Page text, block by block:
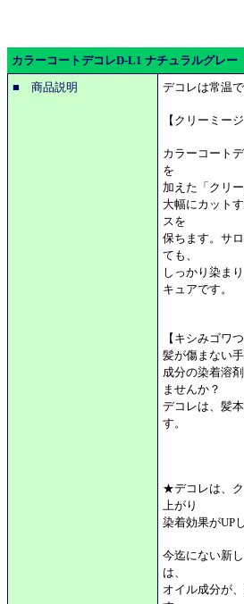
カラーコートデコレD-L1 ナチュラルグレ
■ 商品説明
デコレは常温
【クリーミー
カラーコート
を
加えた「クリ
大幅にカット
スを
保ちます。サ
ても、
しっかり染ま
キュアです。
【キシみゴワ
髪が傷まない
成分の染着溶
ませんか？
デコレは、髪
す。
★デコレは、
上がり
染着効果がUP
今迄にない新
は、
オイル成分が